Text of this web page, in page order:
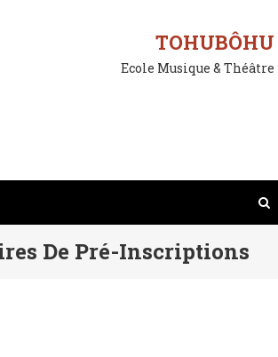
TOHUBÔHU
Ecole Musique & Théâtre
De Pré-Inscriptions